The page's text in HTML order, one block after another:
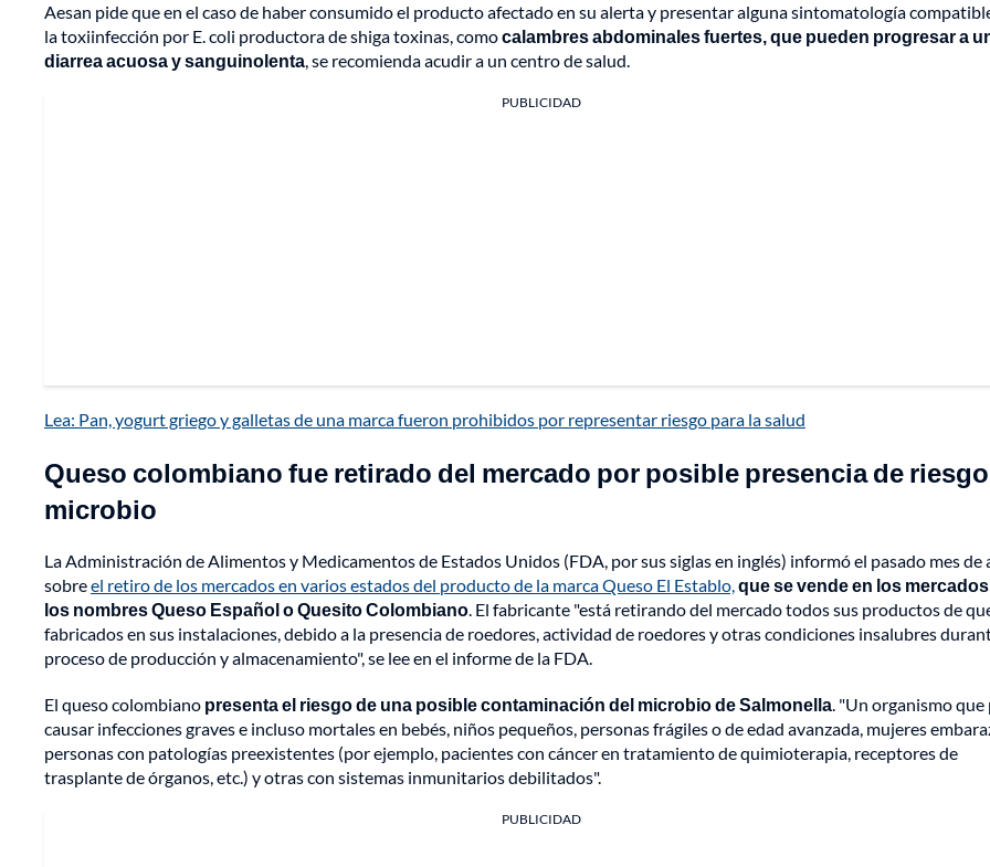
Aesan pide que en el caso de haber consumido el producto afectado en su alerta y presentar alguna sintomatología
la toxiinfección por E. coli productora de shiga toxinas, comocalambres abdominales fuertes, que pueden progresar a
diarrea acuosa y sanguinolenta, se recomienda acudir a un centro de salud.
PUBLICIDAD
Lea: Pan, yogurt griego y galletas de una marca fueron prohibidos por representar riesgo para la salud
Queso colombiano fue retirado del mercado por posible presencia de
microbio
La Administración de Alimentos y Medicamentos de Estados Unidos (FDA, por sus siglas en inglés) informó el pasado mes de
sobreel retiro de los mercados en varios estados del producto de la marca Queso El Establo,que se vende en los
los nombres Queso Español o Quesito Colombiano. El fabricante "está retirando del mercado todos sus productos de
fabricados en sus instalaciones, debido a la presencia de roedores, actividad de roedores y otras condiciones insalubres
proceso de producción y almacenamiento", se lee en el informe de la FDA.
El queso colombiano presenta el riesgo de una posible contaminación del microbio de Salmonella. "Un organismo que
causar infecciones graves e incluso mortales en bebés, niños pequeños, personas frágiles o de edad avanzada, mujeres
personas con patologías preexistentes (por ejemplo, pacientes con cáncer en tratamiento de quimioterapia, receptores de
trasplante de órganos, etc.) y otras con sistemas inmunitarios debilitados".
PUBLICIDAD